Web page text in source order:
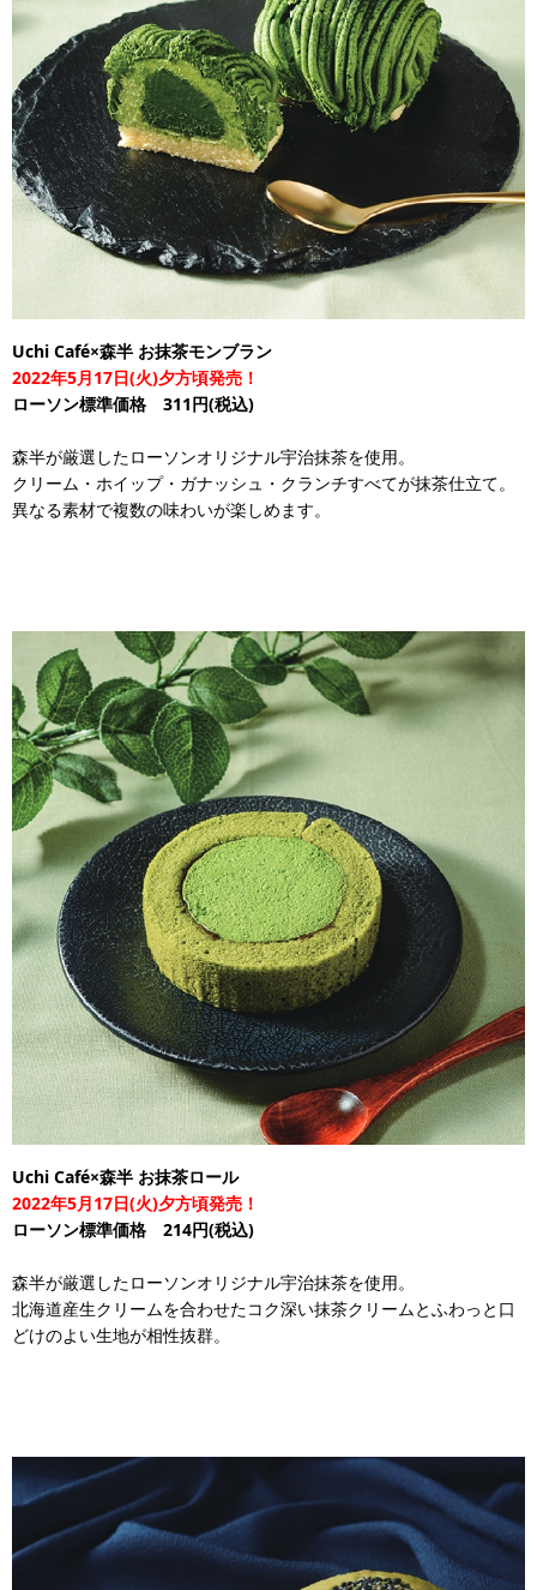
Uchi Café×森半 お抹茶モンブラン
2022年5月17日(火)夕方頃発売！
ローソン標準価格 311円(税込)
森半が厳選したローソンオリジナル宇治抹茶を使用。
クリーム・ホイップ・ガナッシュ・クランチすべてが抹茶仕立て。
異なる素材で複数の味わいが楽しめます。
Uchi Café×森半 お抹茶ロール
2022年5月17日(火)夕方頃発売！
ローソン標準価格 214円(税込)
森半が厳選したローソンオリジナル宇治抹茶を使用。
北海道産生クリームを合わせたコク深い抹茶クリームとふわっと口
どけのよい生地が相性抜群。